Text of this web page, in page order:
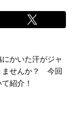
かいた汗がジャ
ませんか？ 今回
紹介！